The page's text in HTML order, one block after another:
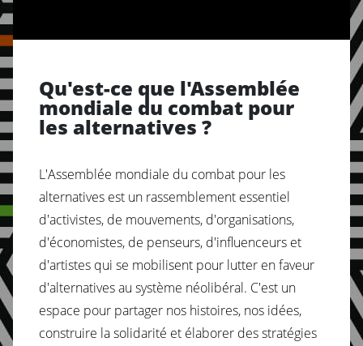
Qu'est-ce que l'Assemblée
mondiale du combat pour
les alternatives ?
L'Assemblée mondiale du combat pour les
alternatives est un rassemblement essentiel
d'activistes, de mouvements, d'organisations,
d'économistes, de penseurs, d'influenceurs et
d'artistes qui se mobilisent pour lutter en faveur
d'alternatives au système néolibéral. C'est un
espace pour partager nos histoires, nos idées,
construire la solidarité et élaborer des stratégies